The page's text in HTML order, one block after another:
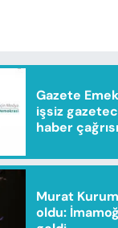
Gazete
işsiz
haber çağrısı
Murat
oldu: